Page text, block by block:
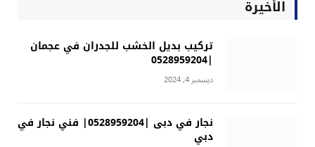
الأخيرة
تركيب بديل الخشب للجدران في عجمان
|0528959204
ديسمبر 4, 2024
نجار في دبى |0528959204| فني نجار في
دبي